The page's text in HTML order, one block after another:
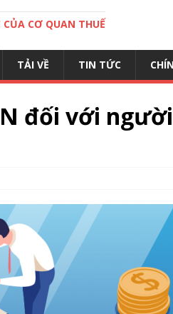
CƠ QUAN THUẾ
TẢI VỀ TIN TỨC
đối với